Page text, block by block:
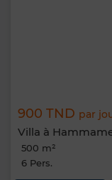
900 TND par
Villa à
500 m²
6 Pers.